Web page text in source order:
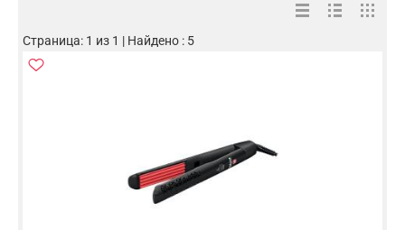
Страница: 1 из 1 | Найдено : 5